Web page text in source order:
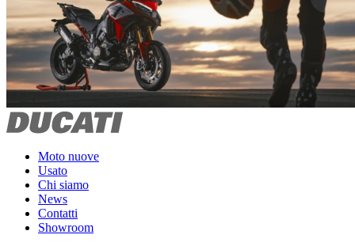
Moto nuove
Usato
Chi siamo
News
Contatti
Showroom